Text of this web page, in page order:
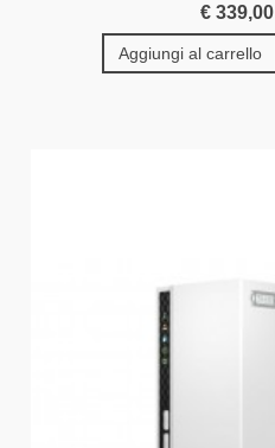
€ 339,00
Aggiungi al carrello